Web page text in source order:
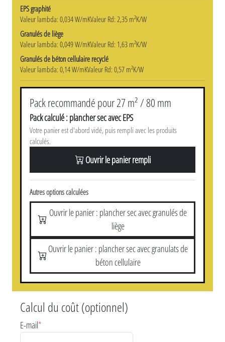
EPS graphité
Valeur lambda: 0,034 W/mKValeur Rd: 2,35 m²K/W
Granulés de liège
Valeur lambda: 0,049 W/mKValeur Rd: 1,63 m²K/W
Granulés de béton cellulaire recyclé
Valeur lambda: 0,14 W/mKValeur Rd: 0,57 m²K/W
Pack recommandé pour 27 m² / 80 mm
Pack calculé : plancher sec avec EPS
Votre panier est d'abord vidé, puis rempli avec les produits
calculés.
Ouvrir le panier rempli
Autres options calculées
Ouvrir le panier : plancher sec avec granulés de
liège
Ouvrir le panier : plancher sec avec granulats de
béton cellulaire
Calcul du coût (optionnel)
E-mail*